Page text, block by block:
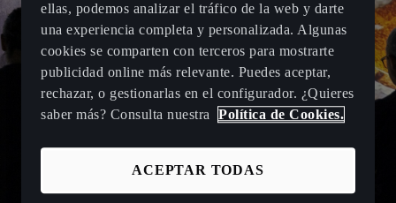
ellas, podemos analizar el tráfico de la web y darte
una experiencia completa y personalizada. Algunas
cookies se comparten con terceros para mostrarte
publicidad online más relevante. Puedes aceptar,
rechazar, o gestionarlas en el configurador. ¿Quieres
saber más? Consulta nuestra Política de Cookies.
ACEPTAR TODAS